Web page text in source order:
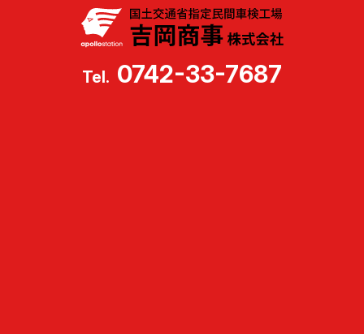
Tel. 0742-33-7687